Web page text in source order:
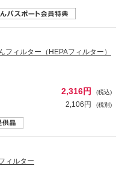
ィルター（HEPAフィルター）
2,316円 (税込)
2,106円 (税別)
ィルター